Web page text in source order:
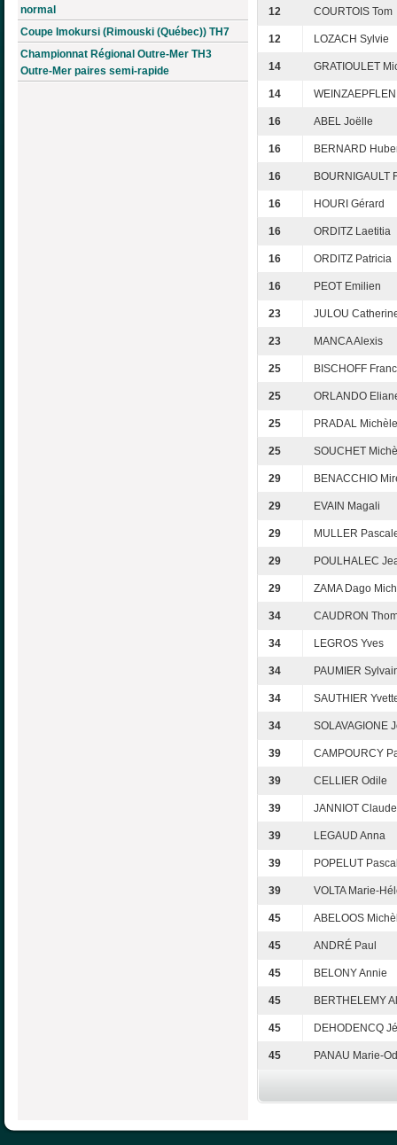
normal
Coupe Imokursi (Rimouski (Québec)) TH7
Championnat Régional Outre-Mer TH3
Outre-Mer paires semi-rapide
12 COURTOIS Tom
12 LOZACH Sylvie
14 GRATIOULET
14
16 ABEL Joëlle
16 BERNARD
16 BOURNIGAULT
16 HOURI Gérard
16 ORDITZ Laetitia
16 ORDITZ Patricia
16 PEOT Emilien
23 JULOU
23 MANCA Alexis
25 BISCHOFF
25 ORLANDO
25 PRADAL Michèle
25 SOUCHET
29 BENACCHIO
29 EVAIN Magali
29 MULLER
29 POULHALEC
29 ZAMA Dago
34 CAUDRON
34 LEGROS Yves
34 PAUMIER
34 SAUTHIER
34 SOLAVAGIONE
39 CAMPOURCY
39 CELLIER Odile
39 JANNIOT Claude
39 LEGAUD Anna
39 POPELUT
39 VOLTA Marie-
45 ABELOOS
45 ANDRÉ Paul
45 BELONY Annie
45 BERTHELEMY
45 DEHODENCQ
45 PANAU Marie-